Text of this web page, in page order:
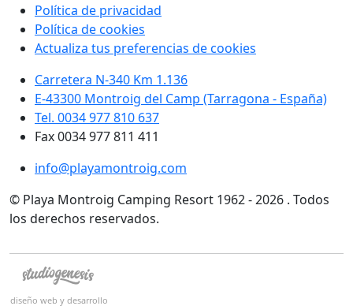
Política de privacidad
Política de cookies
Actualiza tus preferencias de cookies
Carretera N-340 Km 1.136
E-43300 Montroig del Camp (Tarragona - España)
Tel. 0034 977 810 637
Fax 0034 977 811 411
info@playamontroig.com
© Playa Montroig Camping Resort 1962 - 2026 . Todos
los derechos reservados.